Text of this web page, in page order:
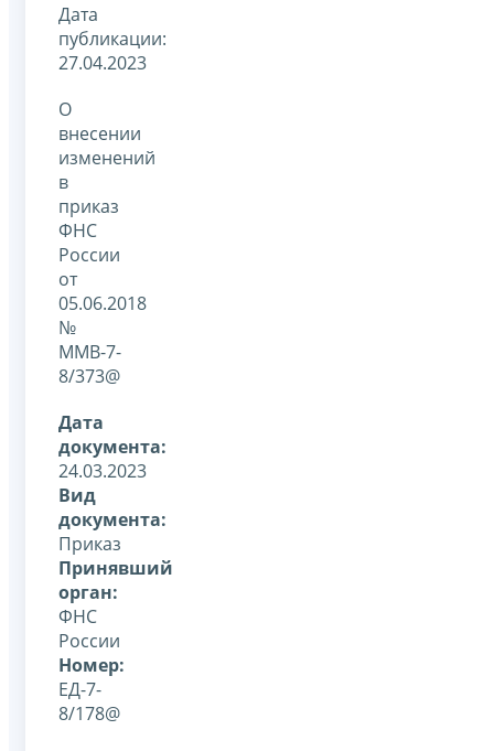
Дата
публикации:
27.04.2023
О
внесении
изменений
в
приказ
ФНС
России
от
05.06.2018
№
ММВ-7-
8/373@
Дата
документа:
24.03.2023
Вид
документа:
Приказ
Принявший
орган:
ФНС
России
Номер:
ЕД-7-
8/178@